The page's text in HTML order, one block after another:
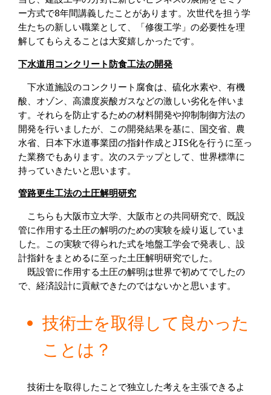
ー方式で8年間講義したことがあります。次世代を担う学
生たちの新しい職業として、「修復工学」の必要性を理
解してもらえることは大変嬉しかったです。
下水道用コンクリート防食工法の開発
下水道施設のコンクリート腐食は、硫化水素や、有機
酸、オゾン、高濃度炭酸ガスなどの激しい劣化を伴いま
す。それらを防止するための材料開発や抑制制御方法の
開発を行いましたが、この開発結果を基に、国交省、農
水省、日本下水道事業団の指針作成とJIS化を行うに至っ
た業務でもあります。次のステップとして、世界標準に
持っていきたいと思います。
管路更生工法の土圧解明研究
こちらも大阪市立大学、大阪市との共同研究で、既設
管に作用する土圧の解明のための実験を繰り返していま
した。この実験で得られた式を地盤工学会で発表し、設
計指針をまとめるに至った土圧解明研究でした。
既設管に作用する土圧の解明は世界で初めてでしたの
で、経済設計に貢献できたのではないかと思います。
技術士を取得して良かった
ことは？
技術士を取得したことで独立した考えを主張できるよ